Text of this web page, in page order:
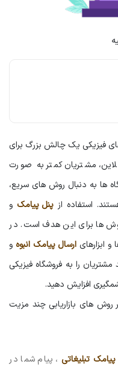
فیزیکی یک چالش بزرگ برای
مشتریان کمتر به صورت
ها به دنبال روش های سریع،
استفاده ازپنل پیامک و
ها برای این هدف است. در
ابزارهای ارسال پیامک انبوه و
مشتریان را به فروشگاه فیزیکی
افزایش دهید.
های بازاریابی چند مزیت
تبلیغاتی ، پیام شما در